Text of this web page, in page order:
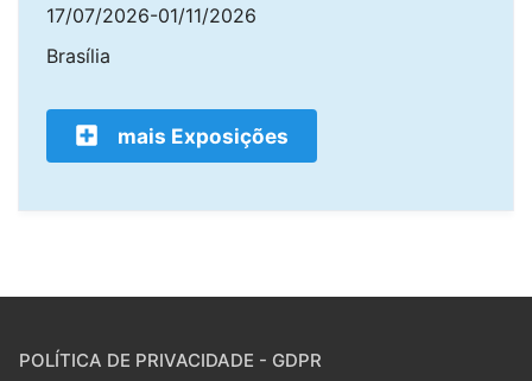
17/07/2026-01/11/2026
Brasília
mais Exposições
POLÍTICA DE PRIVACIDADE - GDPR